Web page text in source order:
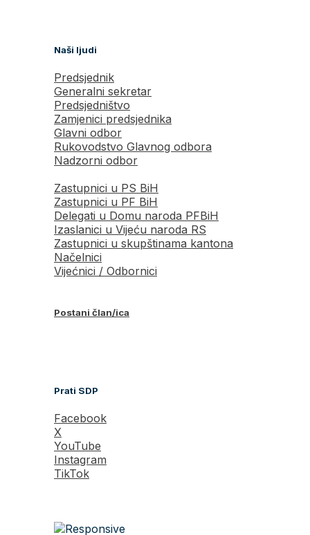
Naši ljudi
Predsjednik
Generalni sekretar
Predsjedništvo
Zamjenici predsjednika
Glavni odbor
Rukovodstvo Glavnog odbora
Nadzorni odbor
Zastupnici u PS BiH
Zastupnici u PF BiH
Delegati u Domu naroda PFBiH
Izaslanici u Vijeću naroda RS
Zastupnici u skupštinama kantona
Načelnici
Vijećnici / Odbornici
Postani član/ica
Prati SDP
Facebook
X
YouTube
Instagram
TikTok